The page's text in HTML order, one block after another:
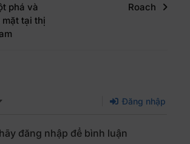
phá và
tại thị
Roach
Đăng nhập
đăng nhập để bình luận